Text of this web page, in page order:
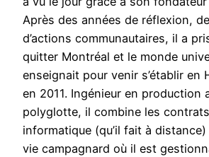
Après des années de réflexion,
d’actions communautaires, il a
quitter Montréal et le monde
enseignait pour venir s’établir en
en 2011. Ingénieur en production
polyglotte, il combine les
informatique (qu’il fait à
vie campagnard où il est